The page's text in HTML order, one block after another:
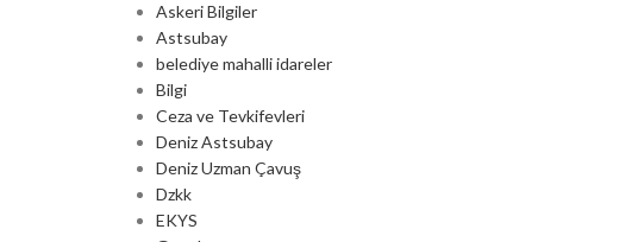
Askeri Bilgiler
Astsubay
belediye mahalli idareler
Bilgi
Ceza ve Tevkifevleri
Deniz Astsubay
Deniz Uzman Çavuş
Dzkk
EKYS